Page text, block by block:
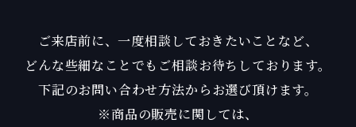
ご来店前に、一度相談しておきたいことなど、
どんな些細なことでもご相談お待ちしております。
下記のお問い合わせ方法からお選び頂けます。
※商品の販売に関しては、